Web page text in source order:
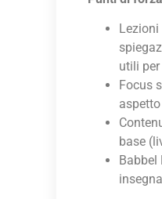
utili per
Focus
base
Babbel